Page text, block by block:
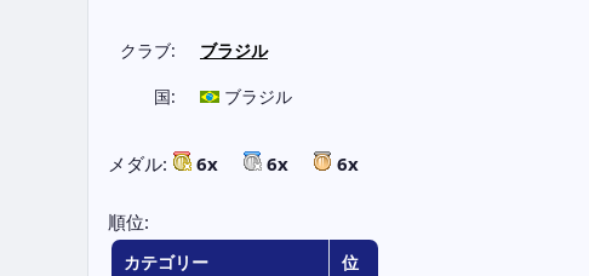
クラブ:
ブラジル
国:
ブラジル
メダル: 6x 6x 6x
順位:
カテゴリー 位